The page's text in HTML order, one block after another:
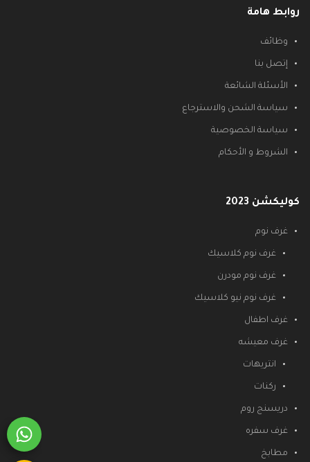
روابط هامة
وظائف
إتصل بنا
الأسئلة الشائعة
سياسة الشحن والاسترجاع
سياسة الخصوصية
الشروط و الأحكام
كوليكشن 2023
غرف نوم
غرف نوم كلاسيك
غرف نوم مودرن
غرف نوم نيو كلاسيك
غرف اطفال
غرف معيشه
انتريهات
ركنات
دريسنج روم
غرف سفره
مطابخ